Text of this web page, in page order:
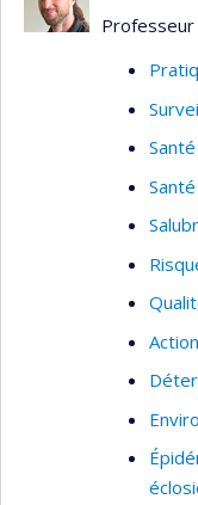
de
Thèmes :
Professeur